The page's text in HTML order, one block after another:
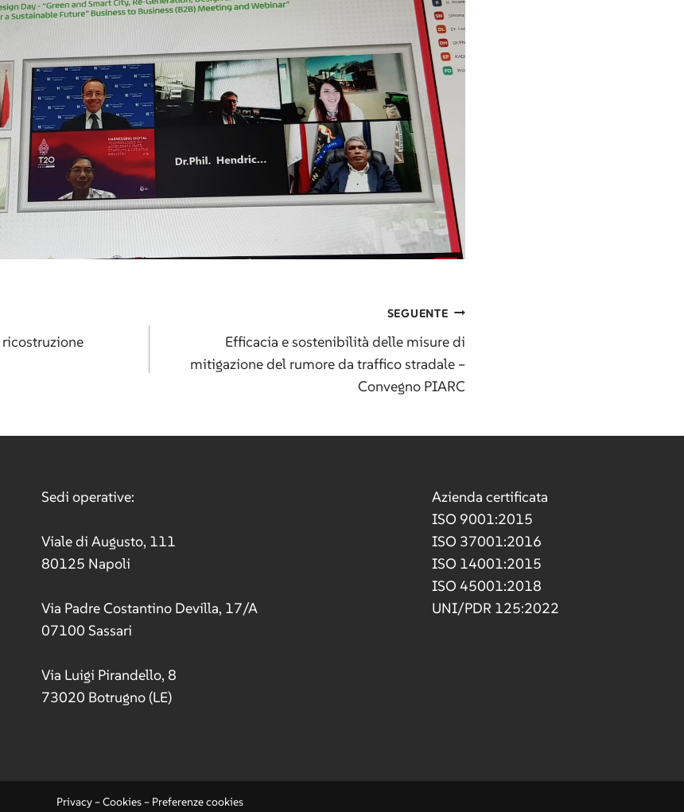
SEGUENTE
Efficacia e sostenibilità delle misure di
mitigazione del rumore da traffico stradale –
Convegno PIARC
Sedi operative:
Viale di Augusto, 111
80125 Napoli
Via Padre Costantino Devilla, 17/A
07100 Sassari
Via Luigi Pirandello, 8
73020 Botrugno (LE)
Azienda certificata
ISO 9001:2015
ISO 37001:2016
ISO 14001:2015
ISO 45001:2018
UNI/PDR 125:2022
Privacy–Cookies– Preferenze cookies